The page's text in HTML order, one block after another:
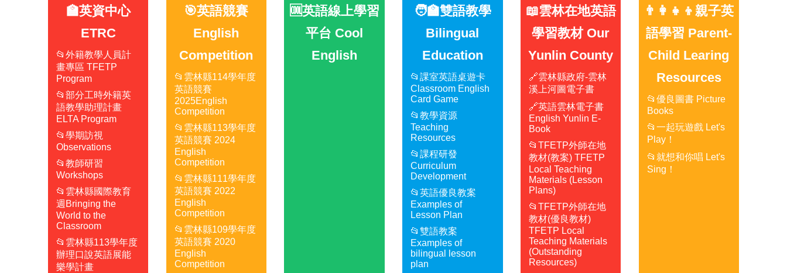
🏫英資中心
ETRC
📂外籍教學人員計
畫專區 TFETP
Program
📂部分工時外籍英
語教學助理計畫
ELTA Program
📂學期訪視
Observations
📂教師研習
Workshops
📂雲林縣國際教育
週Bringing the
World to the
Classroom
📂雲林縣113學年度
辦理口說英語展能
樂學計畫
🎯英語競賽
English
Competition
📂雲林縣114學年度
英語競賽
2025English
Competition
📂雲林縣113學年度
英語競賽 2024
English
Competition
📂雲林縣111學年度
英語競賽 2022
English
Competition
📂雲林縣109學年度
英語競賽 2020
English
Competition
🆒英語線上學習
平台 Cool
English
🧑‍🏫雙語教學
Bilingual
Education
📂課室英語桌遊卡
Classroom English
Card Game
📂教學資源
Teaching
Resources
📂課程研發
Curriculum
Development
📂英語優良教案
Examples of
Lesson Plan
📂雙語教案
Examples of
bilingual lesson
plan
📖雲林在地英語
學習教材 Our
Yunlin County
🔗雲林縣政府-雲林
溪上河圖電子書
🔗英語雲林電子書
English Yunlin E-
Book
📂TFETP外師在地
教材(教案) TFETP
Local Teaching
Materials (Lesson
Plans)
📂TFETP外師在地
教材(優良教材)
TFETP Local
Teaching Materials
(Outstanding
Resources)
👨‍👩‍👧‍👦親子英
語學習 Parent-
Child Learing
Resources
📂優良圖書 Picture
Books
📂一起玩遊戲 Let's
Play！
📂就想和你唱 Let's
Sing！